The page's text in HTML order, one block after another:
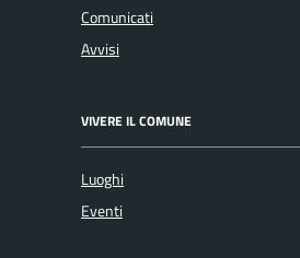
Comunicati
Avvisi
VIVERE IL COMUNE
Luoghi
Eventi